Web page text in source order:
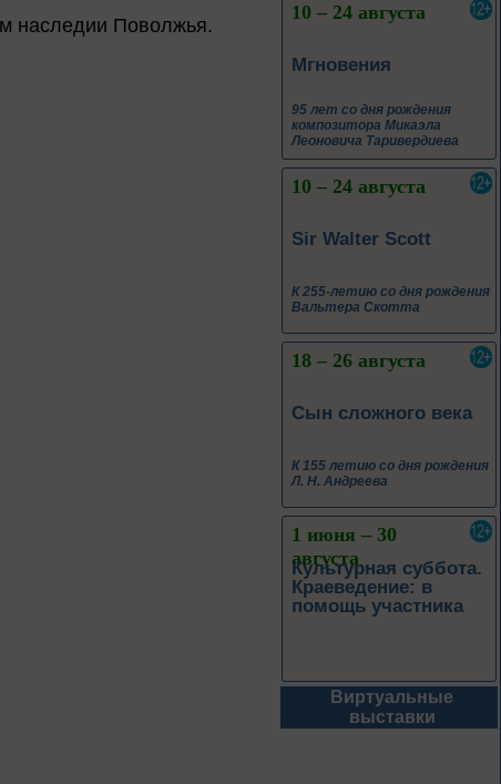
наследии Поволжья.
10 – 24 августа
Мгновения
95 лет со дня рождения
композитора Микаэла
Леоновича Таривердиева
10 – 24 августа
Sir Walter Scott
К 255-летию со дня рождения
Вальтера Скотта
18 – 26 августа
Сын сложного века
К 155 летию со дня рождения
Л. Н. Андреева
1 июня – 30
августа
Культурная суббота.
Краеведение: в
помощь участника
1 июня – 31
августа
Виртуальные
выставки